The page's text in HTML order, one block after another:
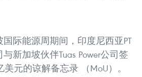
际能源周期间，印度尼西亚PT
新加坡伙伴Tuas Power公司签
元的谅解备忘录 （MoU）。